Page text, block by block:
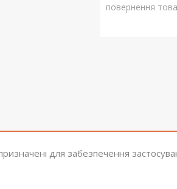
повернення
для забезпечення